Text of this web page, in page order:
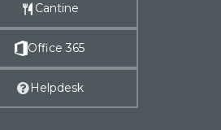
Cantine
Office 365
Helpdesk